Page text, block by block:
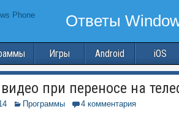
Игры Android iOS
при переносе на
Программы 4 комментария